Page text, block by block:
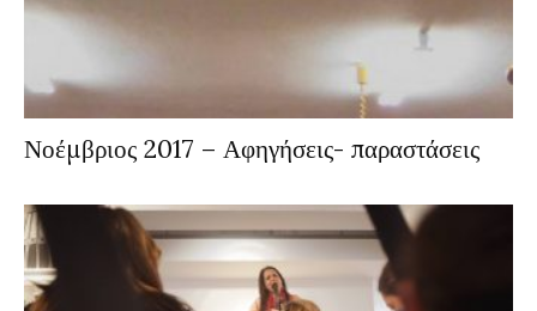
Νοέμβριος 2017 – Αφηγήσεις- παραστάσεις